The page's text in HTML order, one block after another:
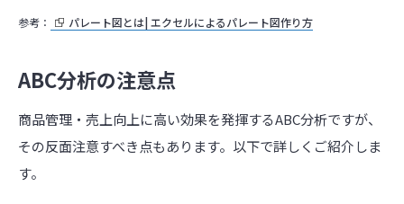
参考： パレート図とは| エクセルによるパレート図作り方
ABC分析の注意点
商品管理・売上向上に高い効果を発揮するABC分析ですが、
その反面注意すべき点もあります。以下で詳しくご紹介しま
す。